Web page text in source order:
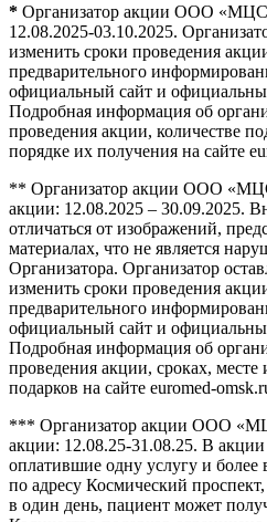
* Организатор акции ООО
12.08.2025-03.10.2025.
изменить сроки проведения
предварительного
официальный сайт и
Подробная информация об
проведения акции, количестве
порядке их получения на сайте
** Организатор акции ООО
акции: 12.08.2025 – 30.09.2025.
отличаться от изображений,
материалах, что не является
Организатора. Организатор
изменить сроки проведения
предварительного
официальный сайт и
Подробная информация об
проведения акции, сроках, месте
подарков на сайте euromed-
*** Организатор акции ООО
акции: 12.08.25-31.08.25. В
оплатившие одну услугу и более
по адресу Космический
в один день, пациент может